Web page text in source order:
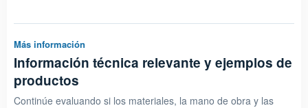
Más información
Información técnica relevante y ejemplos de
productos
Continúe evaluando si los materiales, la mano de obra y las